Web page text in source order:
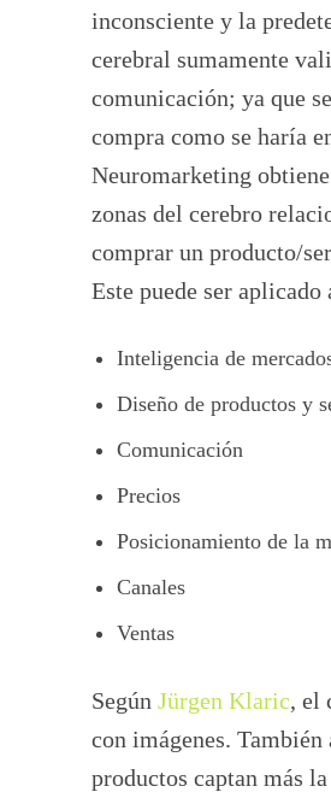
inconsciente y la
cerebral sumamente
comunicación; ya que
compra como se haría
Neuromarketing
zonas del cerebro
comprar un producto/
Este puede ser
Inteligencia de
Diseño de productos y
Comunicación
Precios
Posicionamiento de la
Canales
Ventas
Según Jürgen Klaric, el
con imágenes. También
productos captan más